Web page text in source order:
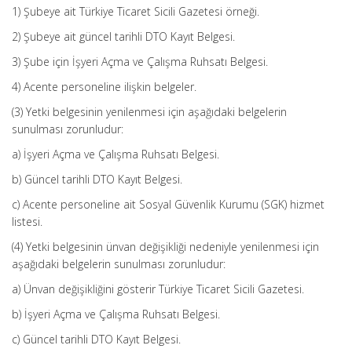
1) Şubeye ait Türkiye Ticaret Sicili Gazetesi örneği.
2) Şubeye ait güncel tarihli DTO Kayıt Belgesi.
3) Şube için İşyeri Açma ve Çalışma Ruhsatı Belgesi.
4) Acente personeline ilişkin belgeler.
(3) Yetki belgesinin yenilenmesi için aşağıdaki belgelerin
sunulması zorunludur:
a) İşyeri Açma ve Çalışma Ruhsatı Belgesi.
b) Güncel tarihli DTO Kayıt Belgesi.
c) Acente personeline ait Sosyal Güvenlik Kurumu (SGK) hizmet
listesi.
(4) Yetki belgesinin ünvan değişikliği nedeniyle yenilenmesi için
aşağıdaki belgelerin sunulması zorunludur:
a) Ünvan değişikliğini gösterir Türkiye Ticaret Sicili Gazetesi.
b) İşyeri Açma ve Çalışma Ruhsatı Belgesi.
c) Güncel tarihli DTO Kayıt Belgesi.